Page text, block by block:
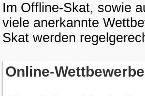
Im Offline-Skat, sowie
viele anerkannte
Skat werden
Online-Wettbewerbe